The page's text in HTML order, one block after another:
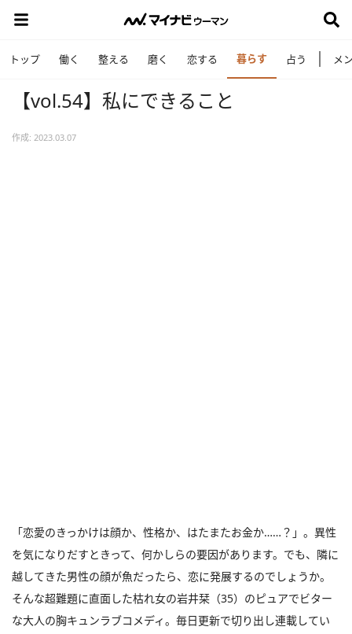
トップ 働く 整える 磨く 恋する 暮らす 占う メ
【vol.54】私にできること
作成: 2023.03.07
「恋愛のきっかけは顔か、性格か、はたまたお金か……？」。異性
を気になりだすときって、何かしらの要因があります。でも、隣に
越してきた男性の顔が魚だったら、恋に発展するのでしょうか。
そんな超難題に直面した枯れ女の岩井栞（35）のピュアでビター
な大人の胸キュンラブコメディ。毎日更新で切り出し連載してい